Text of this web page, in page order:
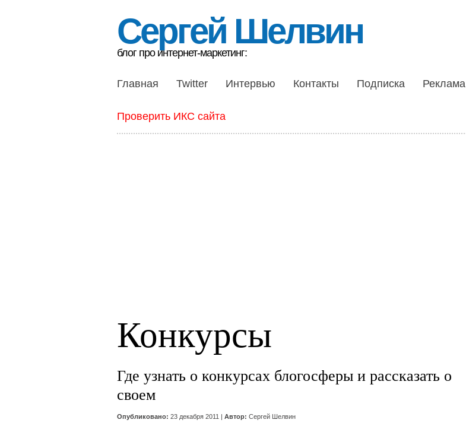
Сергей Шелвин
блог про интернет-маркетинг:
Главная Twitter Интервью Контакты Подписка Реклама
Проверить ИКС сайта
Конкурсы
Где узнать о конкурсах блогосферы и рассказать о
своем
Опубликовано: 23 декабря 2011 | Автор: Сергей Шелвин